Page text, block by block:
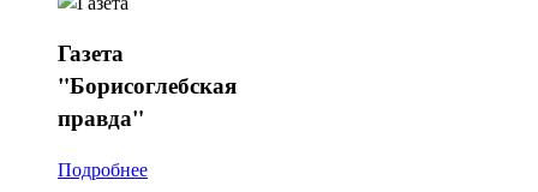
Газета
"Борисоглебская
правда"
Подробнее